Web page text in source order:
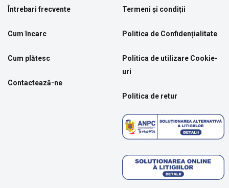
Întrebari frecvente
Cum încarc
Cum plătesc
Contactează-ne
Termeni și condiții
Politica de Confidențialitate
Politica de utilizare Cookie-
uri
Politica de retur